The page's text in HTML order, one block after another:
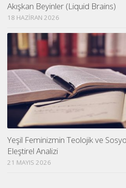
Akışkan Beyinler (Liquid Brains)
18 HAZIRAN 2026
Yeşil Feminizmin Teolojik ve
Eleştirel Analizi
21 MAYIS 2026